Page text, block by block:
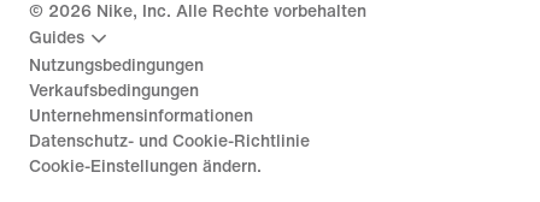
© 2026 Nike, Inc. Alle Rechte vorbehalten
Guides
Nutzungsbedingungen
Verkaufsbedingungen
Unternehmensinformationen
Datenschutz- und Cookie-Richtlinie
Cookie-Einstellungen ändern.